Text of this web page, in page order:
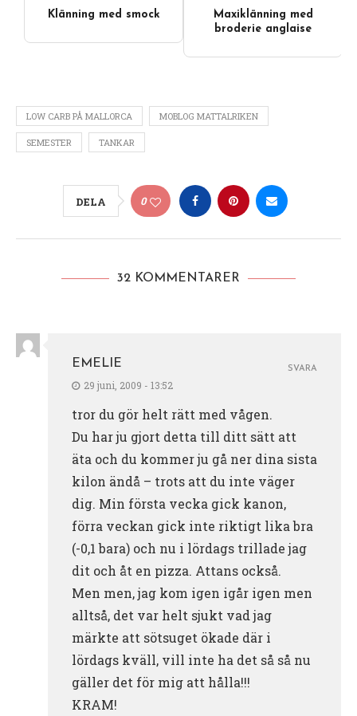
Klänning med smock
Maxiklänning med
broderie anglaise
LOW CARB PÅ MALLORCA MOBLOG MATTALRIKEN
SEMESTER TANKAR
DELA 0
32 KOMMENTARER
EMELIE
29 juni, 2009 - 13:52
tror du gör helt rätt med vågen.
Du har ju gjort detta till ditt sätt att
äta och du kommer ju gå ner dina sista
kilon ändå – trots att du inte väger
dig. Min första vecka gick kanon,
förra veckan gick inte riktigt lika bra
(-0,1 bara) och nu i lördags trillade jag
dit och åt en pizza. Attans också.
Men men, jag kom igen igår igen men
alltså, det var helt sjukt vad jag
märkte att sötsuget ökade där i
lördags kväll, vill inte ha det så så nu
gäller det för mig att hålla!!!
KRAM!
SVARA